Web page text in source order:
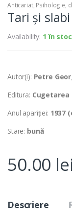
Anticariat, Psihologie,
Tari și slabi
Availability: 1 în stoc
Autor(i): Petre
Editura: Cugetarea
Anul apariției: 1937
Stare: bună
50.00 lei
Descriere